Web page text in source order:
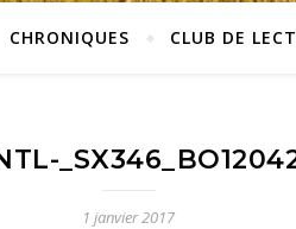
CHRONIQUES CLUB DE
1 janvier 2017